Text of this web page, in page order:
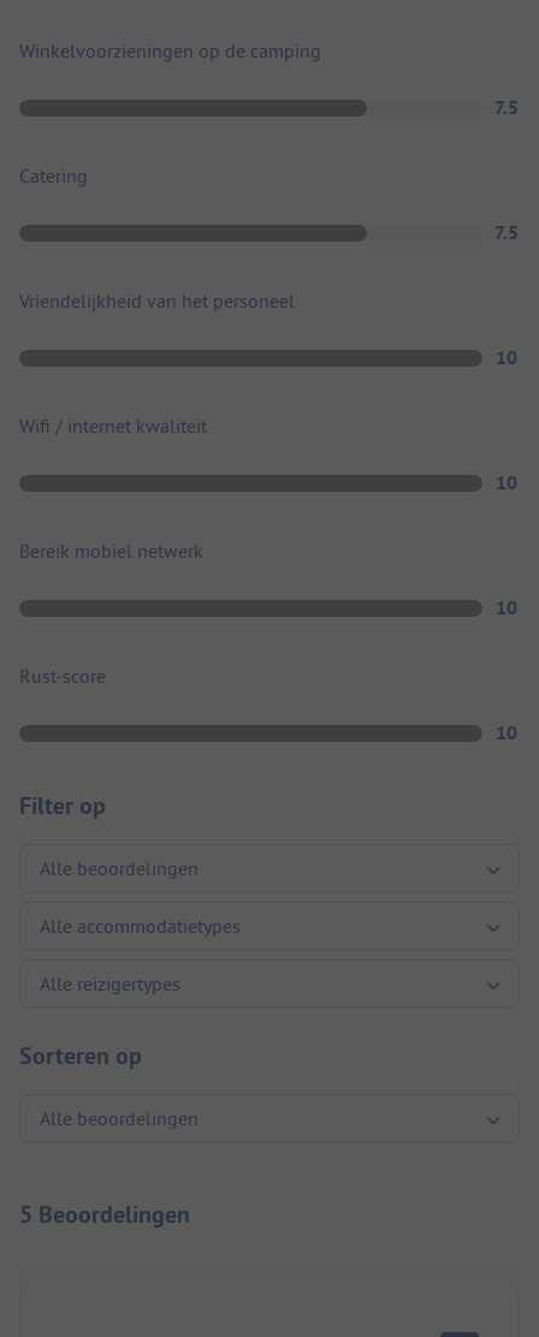
Winkelvoorzieningen op de camping
7.5
Catering
7.5
Vriendelijkheid van het personeel
10
Wifi / internet kwaliteit
10
Bereik mobiel netwerk
10
Rust-score
10
Filter op
Sorteren op
5 Beoordelingen